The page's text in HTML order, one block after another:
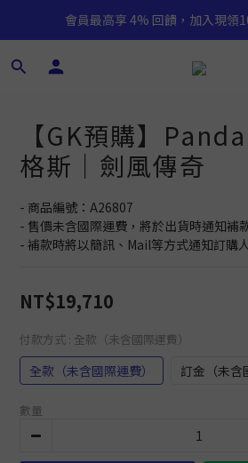
會員最高享 4% 回饋，加入現領
【GK預購】
格斯｜劍風傳奇
- 商品編號：A26807
- 售價未含國際運費，將於出貨時通知補
- 補款時將以簡訊、Mail等方式通知訂購
NT$19,710
付款方式 : 全款（未含國際運費）
全款（未含國際運費） 訂金（未含
數量